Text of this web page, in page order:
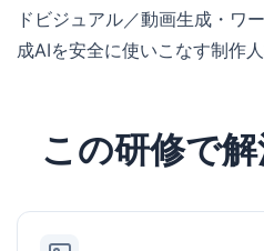
ドビジュアル／動画生成・ワ
成AIを安全に使いこなす制作人
この研修で